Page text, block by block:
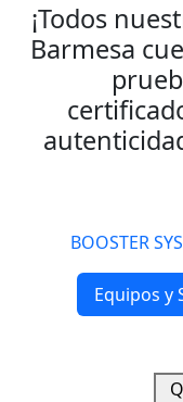
¡Todos
Barmesa
BOOSTER
Equipos y